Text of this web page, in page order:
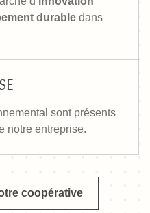
durable dans
sont présents
notre entreprise.
coopérative